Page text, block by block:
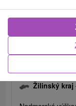
Túra na Ostrú
Žilinský kraj